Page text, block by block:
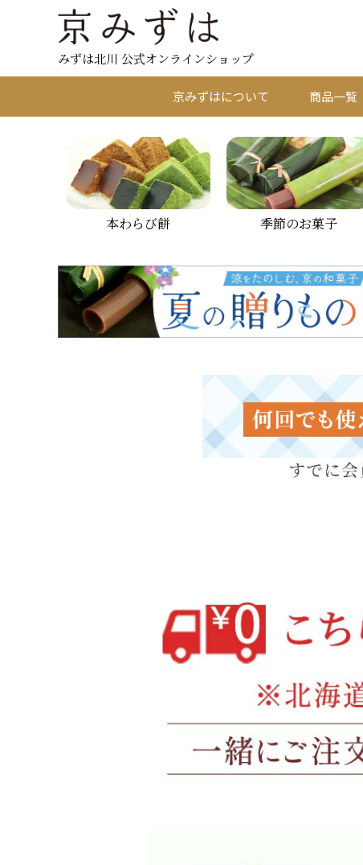
みずは北川 公式オンラインショップ
京みずはについて 商品一覧
本わらび餅 季節のお菓子